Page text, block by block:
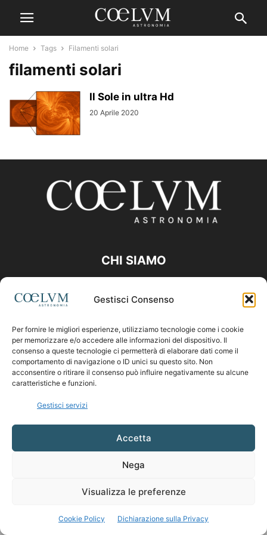
Gestisci Consenso
Per fornire le migliori esperienze, utilizziamo tecnologie come i cookie
per memorizzare e/o accedere alle informazioni del dispositivo. Il
consenso a queste tecnologie ci permetterà di elaborare dati come il
comportamento di navigazione o ID unici su questo sito. Non
acconsentire o ritirare il consenso può influire negativamente su alcune
caratteristiche e funzioni.
Gestisci servizi
Accetta
Nega
Visualizza le preferenze
Cookie Policy Dichiarazione sulla Privacy
Home Tags Filamenti solari
filamenti solari
Il Sole in ultra Hd
20 Aprile 2020
CHI SIAMO
Contattaci:coelumastro@coelum.com
SEGUICI